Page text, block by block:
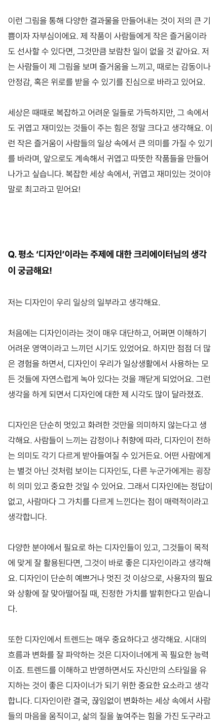
이런 그림을 통해 다양한 결과물을 만들어내는 것이 저의 큰 기
쁨이자 자부심이에요. 제 작품이 사람들에게 작은 즐거움이라
도 선사할 수 있다면, 그것만큼 보람찬 일이 없을 것 같아요. 저
는 사람들이 제 그림을 보며 즐거움을 느끼고, 때로는 감동이나
안정감, 혹은 위로를 받을 수 있기를 진심으로 바라고 있어요.
세상은 때때로 복잡하고 어려운 일들로 가득하지만, 그 속에서
도 귀엽고 재미있는 것들이 주는 힘은 정말 크다고 생각해요. 이
런 작은 즐거움이 사람들의 일상 속에서 큰 의미를 가질 수 있기
를 바라며, 앞으로도 계속해서 귀엽고 따뜻한 작품들을 만들어
나가고 싶습니다. 복잡한 세상 속에서, 귀엽고 재미있는 것이야
말로 최고라고 믿어요!
Q. 평소 ‘디자인’이라는 주제에 대한 크리에이터님의 생각
이 궁금해요!
저는 디자인이 우리 일상의 일부라고 생각해요.
처음에는 디자인이라는 것이 매우 대단하고, 어쩌면 이해하기
어려운 영역이라고 느끼던 시기도 있었어요. 하지만 점점 더 많
은 경험을 하면서, 디자인이 우리가 일상생활에서 사용하는 모
든 것들에 자연스럽게 녹아 있다는 것을 깨닫게 되었어요. 그런
생각을 하게 되면서 디자인에 대한 제 시각도 많이 달라졌죠.
디자인은 단순히 멋있고 화려한 것만을 의미하지 않는다고 생
각해요. 사람들이 느끼는 감정이나 취향에 따라, 디자인이 전하
는 의미도 각기 다르게 받아들여질 수 있거든요. 어떤 사람에게
는 별것 아닌 것처럼 보이는 디자인도, 다른 누군가에게는 굉장
히 의미 있고 중요한 것일 수 있어요. 그래서 디자인에는 정답이
없고, 사람마다 그 가치를 다르게 느낀다는 점이 매력적이라고
생각합니다.
다양한 분야에서 필요로 하는 디자인들이 있고, 그것들이 목적
에 맞게 잘 활용된다면, 그것이 바로 좋은 디자인이라고 생각해
요. 디자인이 단순히 예쁘거나 멋진 것 이상으로, 사용자의 필요
와 상황에 잘 맞아떨어질 때, 진정한 가치를 발휘한다고 믿습니
다.
또한 디자인에서 트렌드는 매우 중요하다고 생각해요. 시대의
흐름과 변화를 잘 파악하는 것은 디자이너에게 꼭 필요한 능력
이죠. 트렌드를 이해하고 반영하면서도 자신만의 스타일을 유
지하는 것이 좋은 디자이너가 되기 위한 중요한 요소라고 생각
합니다. 디자인이란 결국, 끊임없이 변화하는 세상 속에서 사람
들의 마음을 움직이고, 삶의 질을 높여주는 힘을 가진 도구라고